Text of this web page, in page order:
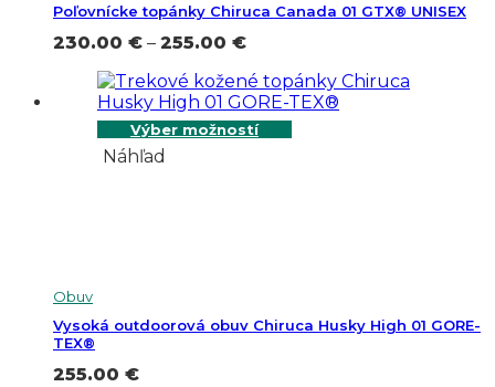
Poľovnícke topánky Chiruca Canada 01 GTX® UNISEX
230.00 € – 255.00 €Price
230.00 €
through
255.00 €
Výber možností
Náhľad
Obuv
Vysoká outdoorová obuv Chiruca Husky High 01 GORE-
TEX®
255.00 €